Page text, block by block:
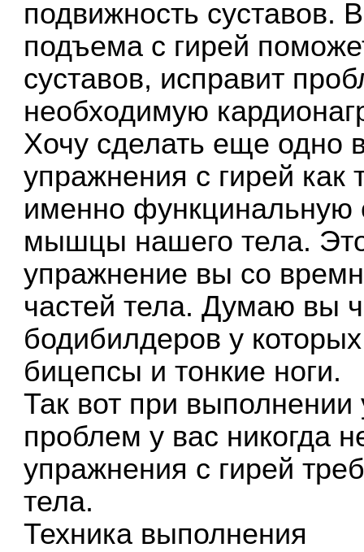
подвижность суставов.
подъема с гирей
суставов, исправит
необходимую
Хочу сделать еще одно
упражнения с гирей как
именно функцинальную
мышцы нашего тела.
упражнение вы со
частей тела. Думаю вы
бодибилдеров у
бицепсы и тонкие ноги.
Так вот при выполнении
проблем у вас никогда
упражнения с гирей
тела.
Техника выполнения